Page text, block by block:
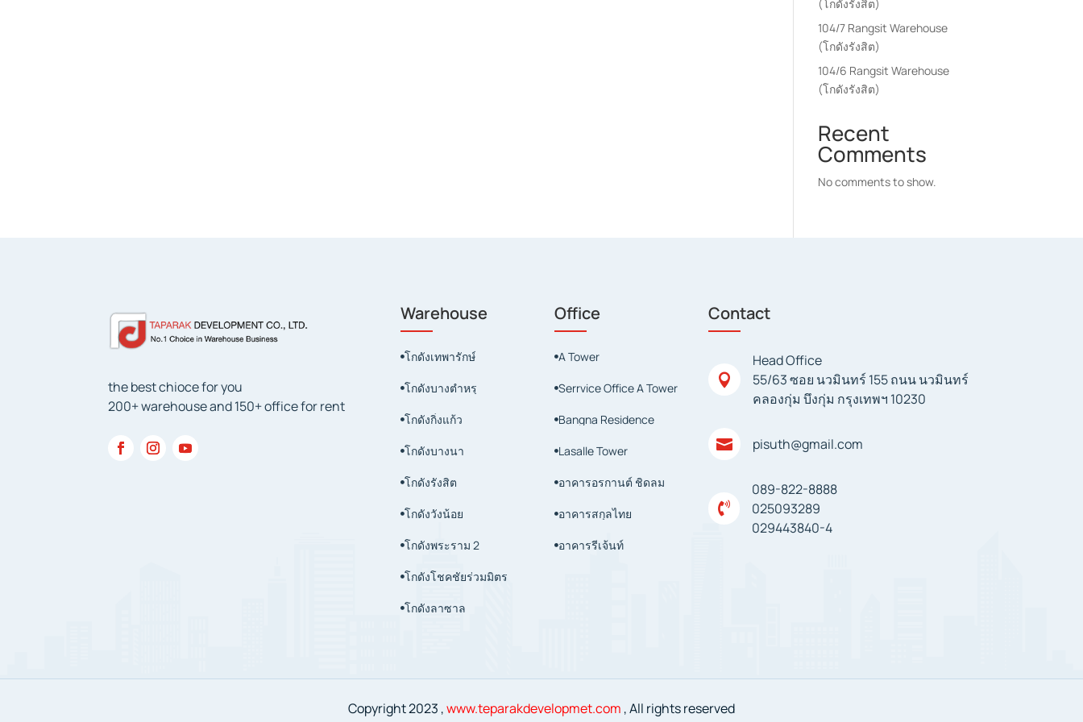
(โกดังรังสิต)
104/7 Rangsit Warehouse
(โกดังรังสิต)
104/6 Rangsit Warehouse
(โกดังรังสิต)
Recent
Comments
No comments to show.
the best chioce for you
200+ warehouse and 150+ office for rent
Warehouse
โกดังเทพารักษ์
โกดังบางตำหรุ
โกดังกิ่งแก้ว
โกดังบางนา
โกดังรังสิต
โกดังวังน้อย
โกดังพระราม 2
โกดังโชคชัยร่วมมิตร
โกดังลาซาล
Office
A Tower
Serrvice Office A Tower
 Bangna Residence
 Lasalle Tower
 อาคารอรกานต์ ชิดลม
 อาคารสกุลไทย
 อาคารรีเจ้นท์
Contact

Head Office
55/63 ซอย นวมินทร์ 155 ถนน นวมินทร์
คลองกุ่ม บึงกุ่ม กรุงเทพฯ 10230
 pisuth@gmail.com

089-822-8888
025093289
029443840-4
Copyright 2023 ,www.teparakdevelopmet.com , All rights reserved